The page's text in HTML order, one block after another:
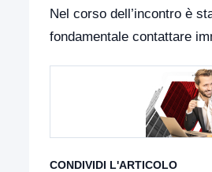
Nel corso dell’incontro è
fondamentale contattare
CONDIVIDI L'ARTICOLO